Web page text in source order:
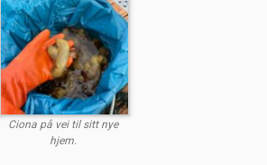
Ciona på vei til sitt nye
hjem.